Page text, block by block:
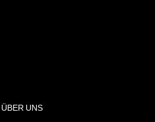
ÜBER UNS